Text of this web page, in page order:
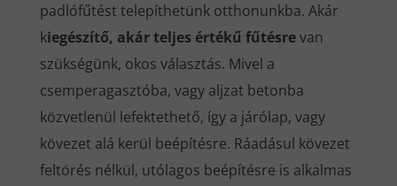
padlófűtést telepíthetünk otthonunkba. Akár
kiegészítő, akár teljes értékű fűtésrevan
szükségünk, okos választás. Mivel a
csemperagasztóba, vagy aljzat betonba
közvetlenül lefektethető, így a járólap, vagy
kövezet alá kerül beépítésre. Ráadásul kövezet
feltörés nélkül, utólagos beépítésre is alkalmas